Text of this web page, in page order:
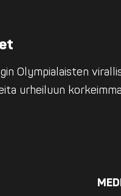
Olympialaisten
urheiluun